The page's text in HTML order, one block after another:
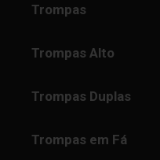
Trompas
Trompas Alto
Trompas Duplas
Trompas em Fá